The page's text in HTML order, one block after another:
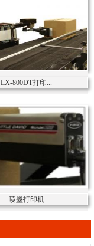
LX-800DT打印...
喷墨打印机